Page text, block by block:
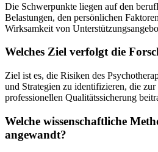
Die Schwerpunkte liegen auf den
Belastungen, den persönlichen
Wirksamkeit von
Welches Ziel verfolgt die
Ziel ist es, die Risiken des
und Strategien zu identifizieren, die
professionellen Qualitätssicherung
Welche wissenschaftliche
angewandt?